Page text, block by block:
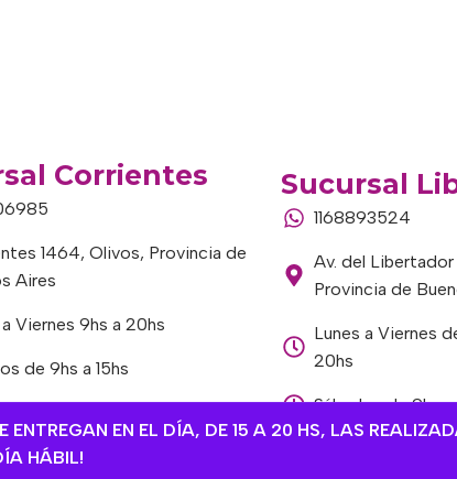
EN EL DÍA, DE 15 A 20 HS, LAS
HÁBIL!
Corrientes
1464, Olivos, Provincia de
Aires
Viernes 9hs a 20hs
de 9hs a 15hs
Sucursal
1168893524
Av. del Libertador
Provincia de
Lunes a Viernes
20hs
Sábados de 9hs a